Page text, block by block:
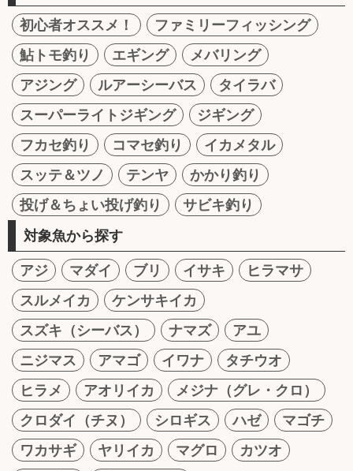
初心者オススメ！
ファミリーフィッシング
鮎トモ釣り
エギング
メバリング
アジング
ルアーシーバス
タイラバ
スーパーライトジギング
ジギング
フカセ釣り
コマセ釣り
イカメタル
スッテ＆ツノ
テンヤ
かかり釣り
投げ＆ちょい投げ釣り
サビキ釣り
対象魚から探す
アジ マダイ ブリ イサキ
ヒラマサ
スルメイカ
ケンサキイカ
スズキ（シーバス）
ナマズ
アユ
ニジマス
アマゴ イワナ
タチウオ
ヒラメ
アオリイカ
メジナ（グレ・クロ）
クロダイ（チヌ）
シロギス ハゼ
マゴチ
ワカサギ
ヤリイカ マグロ
カツオ